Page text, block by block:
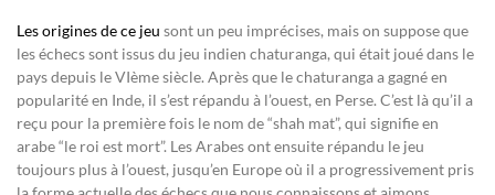
Les origines de ce jeu sont un peu imprécises, mais on suppose que
les échecs sont issus du jeu indien chaturanga, qui était joué dans le
pays depuis le VIème siècle. Après que le chaturanga a gagné en
popularité en Inde, il s’est répandu à l’ouest, en Perse. C’est là qu’il a
reçu pour la première fois le nom de “shah mat”, qui signifie en
arabe “le roi est mort”. Les Arabes ont ensuite répandu le jeu
toujours plus à l’ouest, jusqu’en Europe où il a progressivement pris